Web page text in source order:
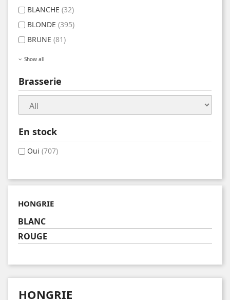
BLANCHE (32)
BLONDE (395)
BRUNE (81)
Show all
Brasserie
En stock
Oui (707)
HONGRIE
BLANC
ROUGE
HONGRIE